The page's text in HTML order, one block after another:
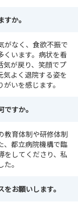
か。
がなく、食欲不振で
くいます。病状を看
気が戻り、笑顔でプ
気よく退院する姿を
いを感じます。
すか。
教育体制や研修体制
、都立病院機構で臨
をしてくださり、私
。
お願いします。